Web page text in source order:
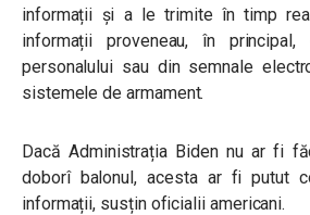
informații și a le trimite în timp
informații proveneau, în
personalului sau din semnale
sistemele de armament.
Dacă Administrația Biden nu ar fi
doborî balonul, acesta ar fi putut
informații, susțin oficialii americani.